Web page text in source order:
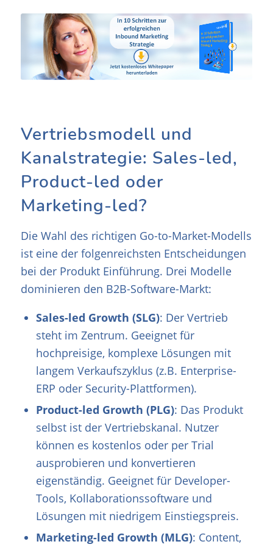
Vertriebsmodell und
Kanalstrategie: Sales-led,
Product-led oder
Marketing-led?
Die Wahl des richtigen Go-to-Market-Modells
ist eine der folgenreichsten Entscheidungen
bei der Produkt Einführung. Drei Modelle
dominieren den B2B-Software-Markt:
Sales-led Growth (SLG): Der Vertrieb
steht im Zentrum. Geeignet für
hochpreisige, komplexe Lösungen mit
langem Verkaufszyklus (z.B. Enterprise-
ERP oder Security-Plattformen).
Product-led Growth (PLG): Das Produkt
selbst ist der Vertriebskanal. Nutzer
können es kostenlos oder per Trial
ausprobieren und konvertieren
eigenständig. Geeignet für Developer-
Tools, Kollaborationssoftware und
Lösungen mit niedrigem Einstiegspreis.
Marketing-led Growth (MLG): Content,